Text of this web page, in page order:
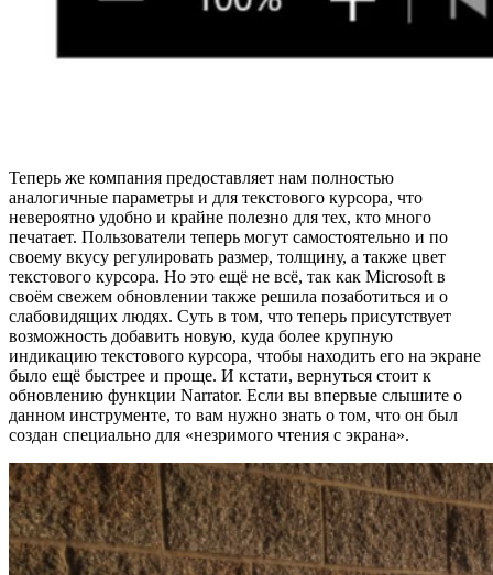
Теперь же компания предоставляет нам полностью
аналогичные параметры и для текстового курсора, что
невероятно удобно и крайне полезно для тех, кто много
печатает. Пользователи теперь могут самостоятельно и по
своему вкусу регулировать размер, толщину, а также цвет
текстового курсора. Но это ещё не всё, так как Microsoft в
своём свежем обновлении также решила позаботиться и о
слабовидящих людях. Суть в том, что теперь присутствует
возможность добавить новую, куда более крупную
индикацию текстового курсора, чтобы находить его на экране
было ещё быстрее и проще. И кстати, вернуться стоит к
обновлению функции Narrator. Если вы впервые слышите о
данном инструменте, то вам нужно знать о том, что он был
создан специально для «незримого чтения с экрана».